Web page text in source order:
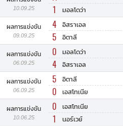
10.09.25 1 มอลโดว่า
ผลการแข่งขัน
09.09.25
4 อิสราเอล
5 อิตาลี
ผลการแข่งขัน
06.09.25
0 มอลโดว่า
4 อิสราเอล
ผลการแข่งขัน
06.09.25
5 อิตาลี
0 เอสโทเนีย
ผลการแข่งขัน
10.06.25
0 เอสโทเนีย
1 นอร์เวย์